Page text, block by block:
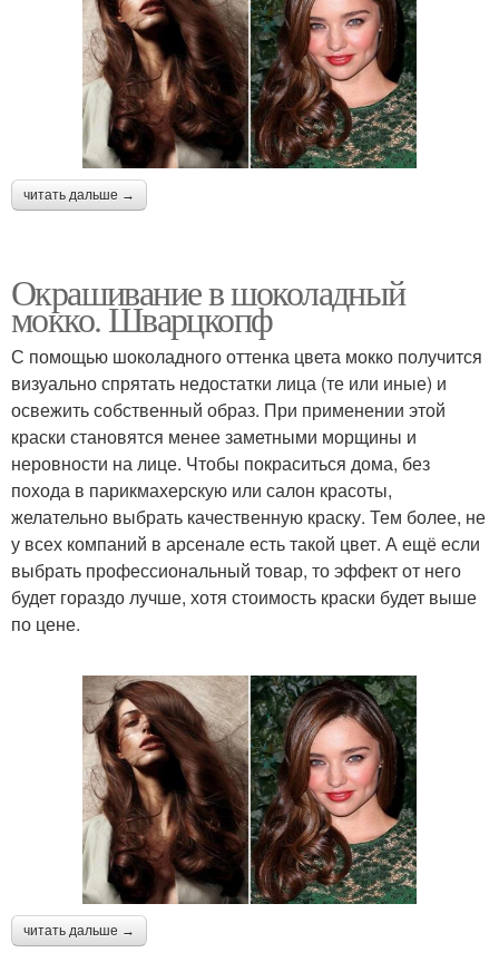
читать дальше →
Окрашивание в шоколадный
мокко. Шварцкопф
С помощью шоколадного оттенка цвета мокко получится
визуально спрятать недостатки лица (те или иные) и
освежить собственный образ. При применении этой
краски становятся менее заметными морщины и
неровности на лице. Чтобы покраситься дома, без
похода в парикмахерскую или салон красоты,
желательно выбрать качественную краску. Тем более, не
у всех компаний в арсенале есть такой цвет. А ещё если
выбрать профессиональный товар, то эффект от него
будет гораздо лучше, хотя стоимость краски будет выше
по цене.
читать дальше →